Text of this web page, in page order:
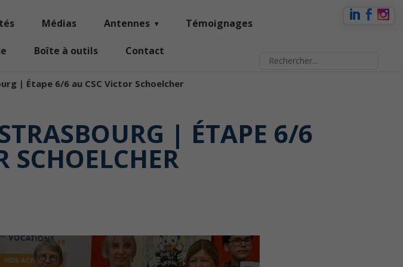
Médias Antennes Témoignages
Boîte à outils Contact
| Étape 6/6 au CSC Victor Schoelcher
| ÉTAPE 6/6
SCHOELCHER